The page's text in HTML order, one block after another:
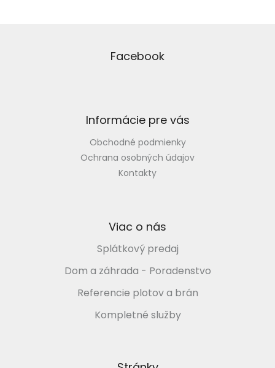
Facebook
Informácie pre vás
Obchodné podmienky
Ochrana osobných údajov
Kontakty
Viac o nás
Splátkový predaj
Dom a záhrada - Poradenstvo
Referencie plotov a brán
Kompletné služby